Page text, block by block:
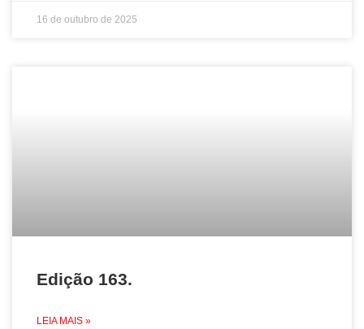
16 de outubro de 2025
Edição 163.
LEIA MAIS »